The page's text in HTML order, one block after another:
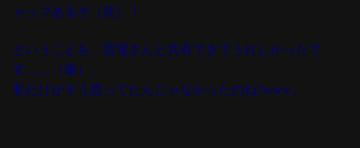
ャップあるぞ（笑）！
ということを、雷電さんと共有できてうれしかったで
す……（爆）。
私だけがそう思ってたんじゃなかったのね?www。